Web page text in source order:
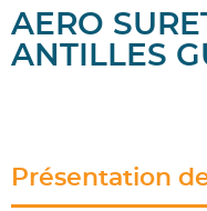
AERO
ANTILLES
Présentation